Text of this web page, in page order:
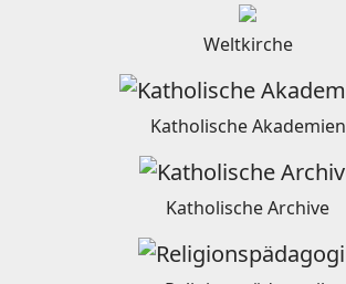
Weltkirche
Katholische Akademien
Katholische Archive